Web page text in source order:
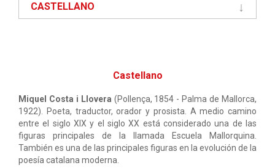
CASTELLANO
Castellano
Miquel Costa i Llovera (Pollença, 1854 - Palma de Mallorca,
1922). Poeta, traductor, orador y prosista. A medio camino
entre el siglo XIX y el siglo XX está considerado una de las
figuras principales de la llamada Escuela Mallorquina.
También es una de las principales figuras en la evolución de la
poesía catalana moderna.